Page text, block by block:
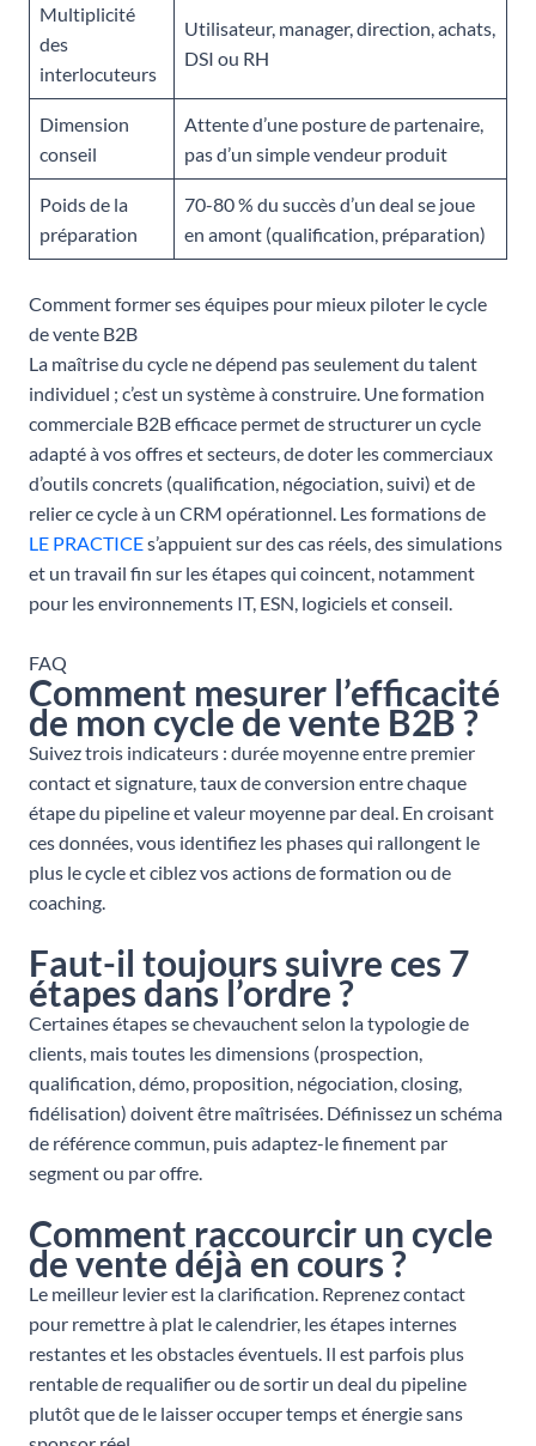
Multiplicité
des
interlocuteurs
Utilisateur, manager, direction, achats,
DSI ou RH
Dimension
conseil
Attente d’une posture de partenaire,
pas d’un simple vendeur produit
Poids de la
préparation
70-80 % du succès d’un deal se joue
en amont (qualification, préparation)
Comment former ses équipes pour mieux piloter le cycle
de vente B2B
La maîtrise du cycle ne dépend pas seulement du talent
individuel ; c’est un système à construire. Une formation
commerciale B2B efficace permet de structurer un cycle
adapté à vos offres et secteurs, de doter les commerciaux
d’outils concrets (qualification, négociation, suivi) et de
relier ce cycle à un CRM opérationnel. Les formations de
LE PRACTICEs’appuient sur des cas réels, des simulations
et un travail fin sur les étapes qui coincent, notamment
pour les environnements IT, ESN, logiciels et conseil.
FAQ
Comment mesurer l’efficacité
de mon cycle de vente B2B ?
Suivez trois indicateurs : durée moyenne entre premier
contact et signature, taux de conversion entre chaque
étape du pipeline et valeur moyenne par deal. En croisant
ces données, vous identifiez les phases qui rallongent le
plus le cycle et ciblez vos actions de formation ou de
coaching.
Faut-il toujours suivre ces 7
étapes dans l’ordre ?
Certaines étapes se chevauchent selon la typologie de
clients, mais toutes les dimensions (prospection,
qualification, démo, proposition, négociation, closing,
fidélisation) doivent être maîtrisées. Définissez un schéma
de référence commun, puis adaptez-le finement par
segment ou par offre.
Comment raccourcir un cycle
de vente déjà en cours ?
Le meilleur levier est la clarification. Reprenez contact
pour remettre à plat le calendrier, les étapes internes
restantes et les obstacles éventuels. Il est parfois plus
rentable de requalifier ou de sortir un deal du pipeline
plutôt que de le laisser occuper temps et énergie sans